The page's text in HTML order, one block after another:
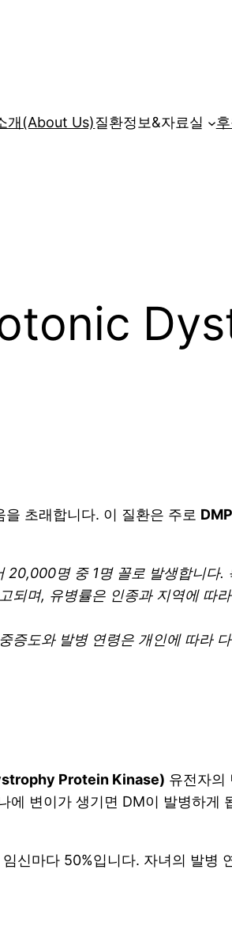
개(About Us)질환정보&자료실
초래합니다. 이 질환은 주로
명 중 1명 꼴로 발생합니다.
되며, 유병률은 인종과 지역에 따
증도와 발병 연령은 개인에 따라
Protein Kinase) 유전자의
에 변이가 생기면 DM이 발병하게
신마다 50%입니다. 자녀의 발병